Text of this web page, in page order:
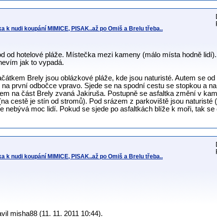
k nudi koupání MIMICE, PISAK..až po Omiš a Brelu třeba..
od hotelové pláže. Místečka mezi kameny (málo místa hodně
jak to vypadá.
Brely jsou oblázkové pláže, kde jsou naturisté. Autem se
první odbočce vpravo. Sjede se na spodní cestu se stopkou a
na část Brely zvaná Jakiruša. Postupně se asfaltka změní v
cestě je stín od stromů). Pod srázem z parkoviště jsou naturisté
nebývá moc lidí. Pokud se sjede po asfaltkách blíže k moři, tak
k nudi koupání MIMICE, PISAK..až po Omiš a Brelu třeba..
misha88 (11. 11. 2011 10:44).